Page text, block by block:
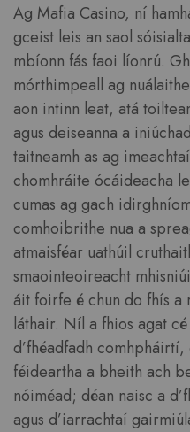
Ag Mafia Casino, ní
gceist leis an saol
mbíonn fás faoi líonrú.
mórthimpeall ag
aon intinn leat, atá
agus deiseanna a
taitneamh as ag
chomhráite ócáideacha
cumas ag gach
comhoibrithe nua a
atmaisféar uathúil
smaointeoireacht
áit foirfe é chun do fhís a
láthair. Níl a fhios agat
d’fhéadfadh
féideartha a bheith ach
nóiméad; déan naisc a
agus d’iarrachtaí